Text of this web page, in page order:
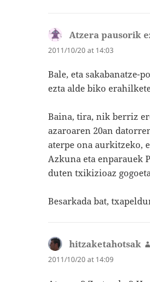
Atzera pausorik
2011/10/20 at 14:03
Bale, eta sakabanatze-
ezta alde biko
Baina, tira, nik berriz
azaroaren 20an
aterpe ona aurkitzeko,
Azkuna eta enparauek
duten txikizioaz
Besarkada bat,
hitzaketahotsak
2011/10/20 at 14:09